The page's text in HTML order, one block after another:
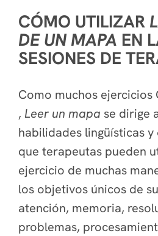
CÓMO UTILIZAR
DE UN MAPA EN
SESIONES DE
Como muchos
, Leer un mapa se dirige
habilidades lingüísticas
que terapeutas pueden
ejercicio de muchas
los objetivos únicos de
atención, memoria,
problemas,